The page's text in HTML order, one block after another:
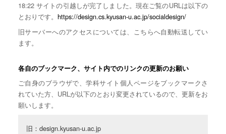
18:22 サイトの引越しが完了しました。現在ご覧のURLは以下の
とおりです。 https://design.cs.kyusan-u.ac.jp/socialdesign/
旧サーバーへのアクセスについては、こちらへ自動転送してい
ます。
各自のブックマーク、サイト内でのリンクの更新のお願い
ご自身のブラウザで、学科サイト個人ページをブックマークさ
れていた方、URLが以下のとおり変更されているので、更新をお
願いします。
旧：design.kyusan-u.ac.jp